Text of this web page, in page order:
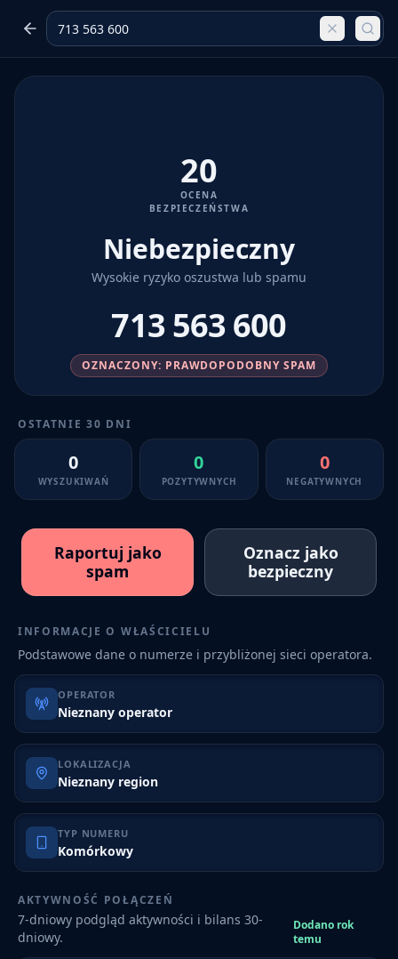
20
OCENA
BEZPIECZEŃSTWA
Niebezpieczny
Wysokie ryzyko oszustwa lub spamu
713 563 600
OZNACZONY: PRAWDOPODOBNY SPAM
OSTATNIE 30 DNI
0
WYSZUKIWAŃ
0
POZYTYWNYCH
0
NEGATYWNYCH
Raportuj jako
spam
Oznacz jako
bezpieczny
INFORMACJE O WŁAŚCICIELU
Podstawowe dane o numerze i przybliżonej sieci operatora.
OPERATOR
Nieznany operator
LOKALIZACJA
Nieznany region
TYP NUMERU
Komórkowy
AKTYWNOŚĆ POŁĄCZEŃ
7-dniowy podgląd aktywności i bilans 30-
dniowy.
Dodano rok
temu